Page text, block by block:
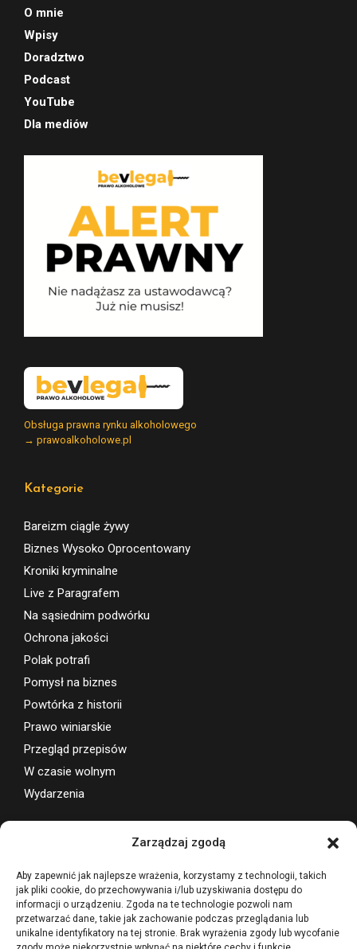
Zarządzaj zgodą
Aby zapewnić jak najlepsze wrażenia, korzystamy z technologii, takich
jak pliki cookie, do przechowywania i/lub uzyskiwania dostępu do
informacji o urządzeniu. Zgoda na te technologie pozwoli nam
przetwarzać dane, takie jak zachowanie podczas przeglądania lub
unikalne identyfikatory na tej stronie. Brak wyrażenia zgody lub wycofanie
O mnie
Wpisy
Doradztwo
Podcast
YouTube
Dla mediów
Obsługa prawna rynku alkoholowego
→ prawoalkoholowe.pl
Kategorie
Bareizm ciągle żywy
Biznes Wysoko Oprocentowany
Kroniki kryminalne
Live z Paragrafem
Na sąsiednim podwórku
Ochrona jakości
Polak potrafi
Pomysł na biznes
Powtórka z historii
Prawo winiarskie
Przegląd przepisów
W czasie wolnym
Wydarzenia